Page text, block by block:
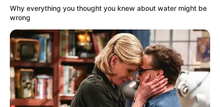
Why everything you thought you knew about water might be
wrong